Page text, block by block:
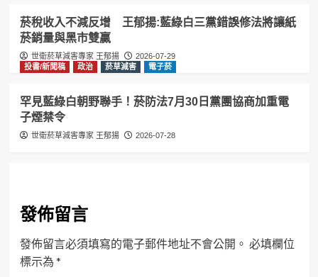
菸稅收入不減反增 王郁揚:藍綠白三黨錯誤修法將讓紙
菸銷量與黑市雙贏
世衛菸草減害專家 王郁揚
2026-07-29
投書/新聞稿
政治 菸草減害 電子菸
罕見藍綠白朝野聯手！菸防法7月30日黨團協商加重電
子煙禁令
世衛菸草減害專家 王郁揚 2026-07-28
發佈留言
發佈留言必須填寫的電子郵件地址不會公開。 必填欄位
標示為 *